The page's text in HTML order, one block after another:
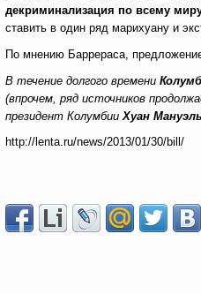
декриминализация по всему
ставить в один ряд марихуану и
По мнению Баррераса,
В течение долгого времени
(впрочем, ряд источников
президент КолумбииХуан
http://lenta.ru/news/2013/01/30/bill/